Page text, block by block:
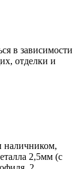
в зависимости
отделки и
наличником,
2,5мм (с